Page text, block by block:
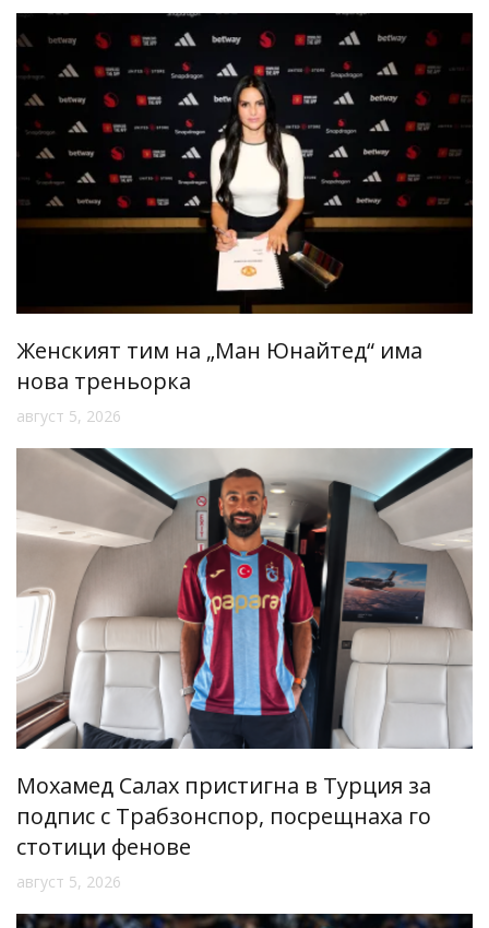
Женският тим на „Ман Юнайтед“ има
нова треньорка
август 5, 2026
Мохамед Салах пристигна в Турция за
подпис с Трабзонспор, посрещнаха го
стотици фенове
август 5, 2026